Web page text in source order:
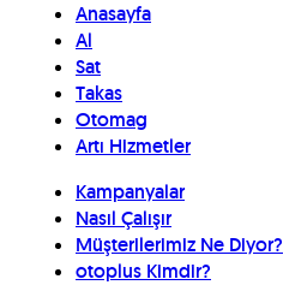
Anasayfa
Al
Sat
Takas
Otomag
Artı Hizmetler
Kampanyalar
Nasıl Çalışır
Müşterilerimiz Ne Diyor?
otoplus Kimdir?